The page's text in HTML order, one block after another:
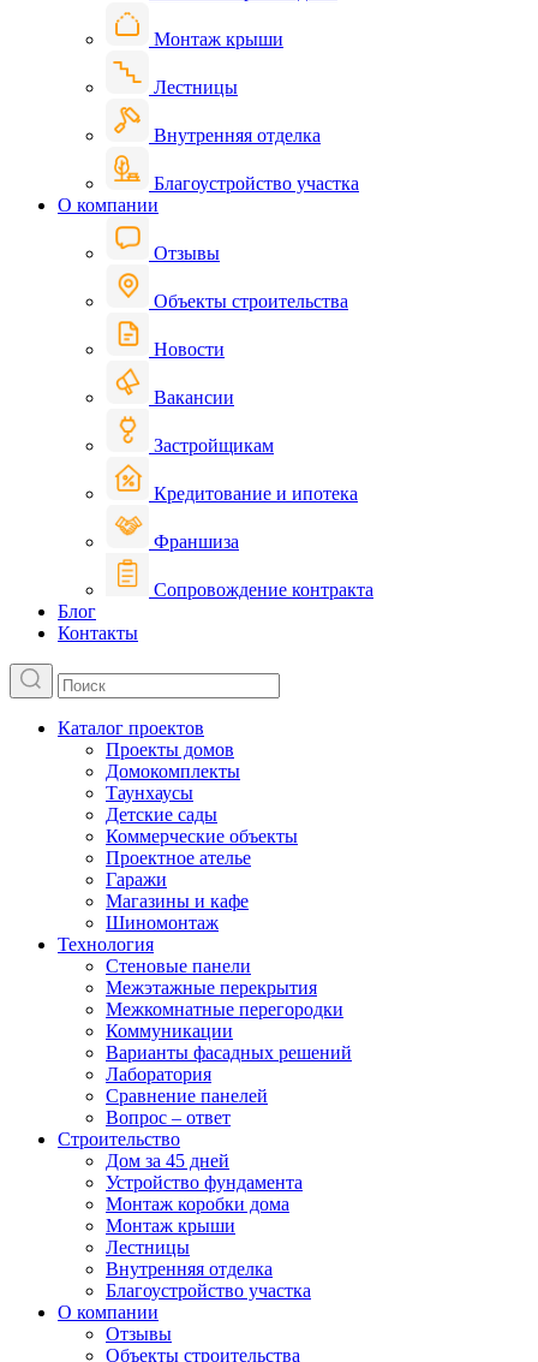
Монтаж крыши
Лестницы
Внутренняя отделка
Благоустройство участка
О компании
Отзывы
Объекты строительства
Новости
Вакансии
Застройщикам
Кредитование и ипотека
Франшиза
Сопровождение контракта
Блог
Контакты
Каталог проектов
Проекты домов
Домокомплекты
Таунхаусы
Детские сады
Коммерческие объекты
Проектное ателье
Гаражи
Магазины и кафе
Шиномонтаж
Технология
Стеновые панели
Межэтажные перекрытия
Межкомнатные перегородки
Коммуникации
Варианты фасадных решений
Лаборатория
Сравнение панелей
Вопрос – ответ
Строительство
Дом за 45 дней
Устройство фундамента
Монтаж коробки дома
Монтаж крыши
Лестницы
Внутренняя отделка
Благоустройство участка
О компании
Отзывы
Объекты строительства